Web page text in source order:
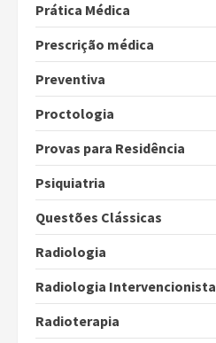
Prática Médica
Prescrição médica
Preventiva
Proctologia
Provas para Residência
Psiquiatria
Questões Clássicas
Radiologia
Radiologia Intervencionista
Radioterapia